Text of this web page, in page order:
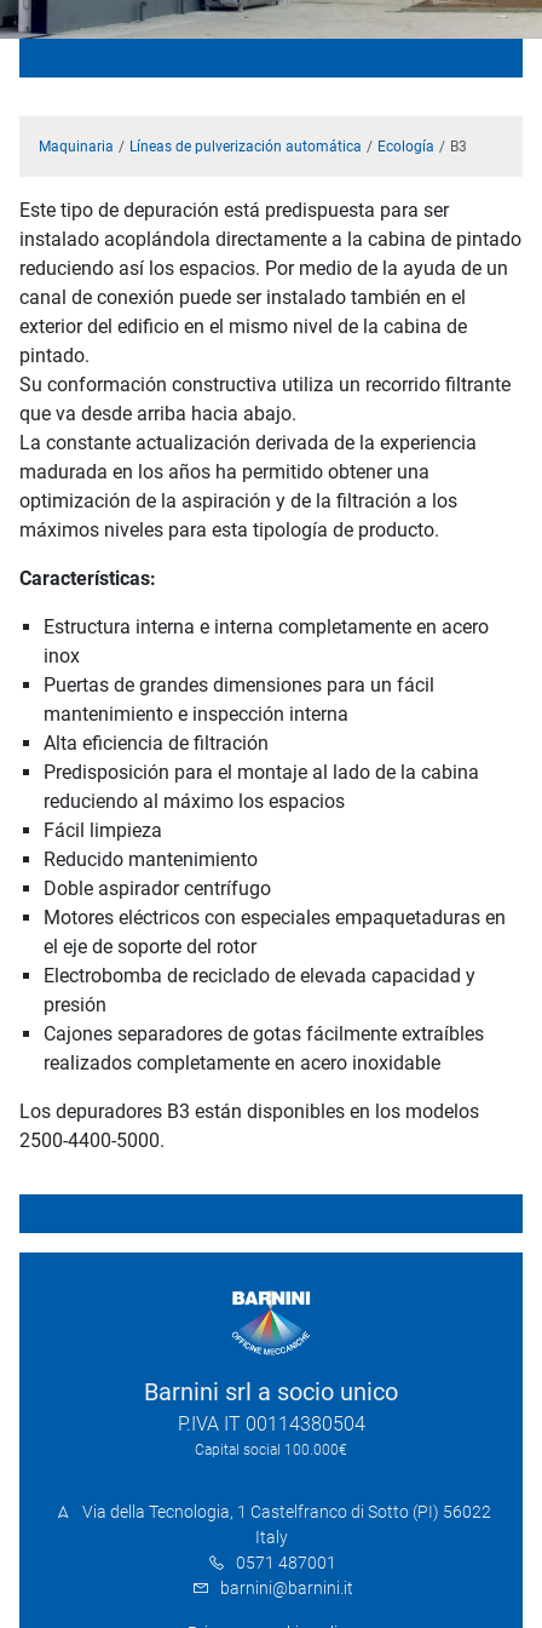
Maquinaria Líneas de pulverización automática Ecología B3
Este tipo de depuración está predispuesta para ser
instalado acoplándola directamente a la cabina de pintado
reduciendo así los espacios. Por medio de la ayuda de un
canal de conexión puede ser instalado también en el
exterior del edificio en el mismo nivel de la cabina de
pintado.
Su conformación constructiva utiliza un recorrido filtrante
que va desde arriba hacia abajo.
La constante actualización derivada de la experiencia
madurada en los años ha permitido obtener una
optimización de la aspiración y de la filtración a los
máximos niveles para esta tipología de producto.
Características:
Estructura interna e interna completamente en acero
inox
Puertas de grandes dimensiones para un fácil
mantenimiento e inspección interna
Alta eficiencia de filtración
Predisposición para el montaje al lado de la cabina
reduciendo al máximo los espacios
Fácil limpieza
Reducido mantenimiento
Doble aspirador centrífugo
Motores eléctricos con especiales empaquetaduras en
el eje de soporte del rotor
Electrobomba de reciclado de elevada capacidad y
presión
Cajones separadores de gotas fácilmente extraíbles
realizados completamente en acero inoxidable
Los depuradores B3 están disponibles en los modelos
2500-4400-5000.
Barnini srl a socio unico
P.IVA IT 00114380504
Capital social 100.000€
Via della Tecnologia, 1 Castelfranco di Sotto (PI) 56022
Italy
0571 487001
barnini@barnini.it